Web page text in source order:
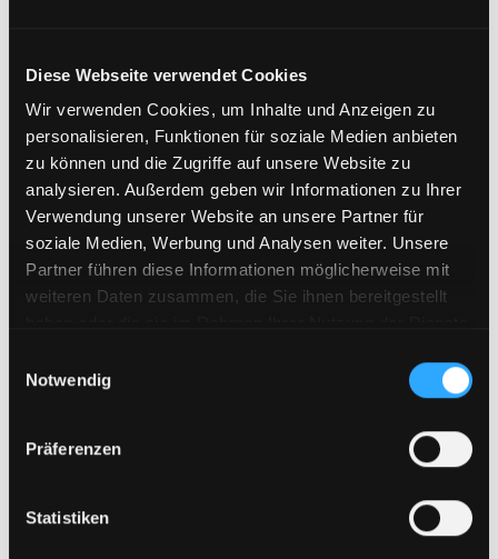
Diese Webseite verwendet Cookies
Wir verwenden Cookies, um Inhalte und Anzeigen zu
personalisieren, Funktionen für soziale Medien anbieten
zu können und die Zugriffe auf unsere Website zu
analysieren. Außerdem geben wir Informationen zu Ihrer
Verwendung unserer Website an unsere Partner für
soziale Medien, Werbung und Analysen weiter. Unsere
Partner führen diese Informationen möglicherweise mit
weiteren Daten zusammen, die Sie ihnen bereitgestellt
Notwendig
Präferenzen
Statistiken
identifizieren:
Analyse von Kompetenzlücken und
Personalbedarfen auf Basis des angestrebten
Betriebsmodells unter Berücksichtigung
regulatorischer Anforderungen sowie
Ableitung konkreter Maßnahmen für Upskilling
oder gezielte Neueinstellungen
Rollenprofile und Skillsets weiterentwickeln:
Erstellung oder Anpassung von Stellenprofilen
Unterstützung bei Recruiting, Sourcing und
Platzierung über unser Expertennetzwerk